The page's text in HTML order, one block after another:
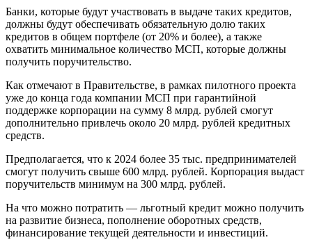
Банки, которые будут участвовать в выдаче таких кредитов,
должны будут обеспечивать обязательную долю таких
кредитов в общем портфеле (от 20% и более), а также
охватить минимальное количество МСП, которые должны
получить поручительство.
Как отмечают в Правительстве, в рамках пилотного проекта
уже до конца года компании МСП при гарантийной
поддержке корпорации на сумму 8 млрд. рублей смогут
дополнительно привлечь около 20 млрд. рублей кредитных
средств.
Предполагается, что к 2024 более 35 тыс. предпринимателей
смогут получить свыше 600 млрд. рублей. Корпорация выдаст
поручительств минимум на 300 млрд. рублей.
На что можно потратить — льготный кредит можно получить
на развитие бизнеса, пополнение оборотных средств,
финансирование текущей деятельности и инвестиций.